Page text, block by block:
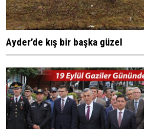
Ayder’de kış bir başka güzel